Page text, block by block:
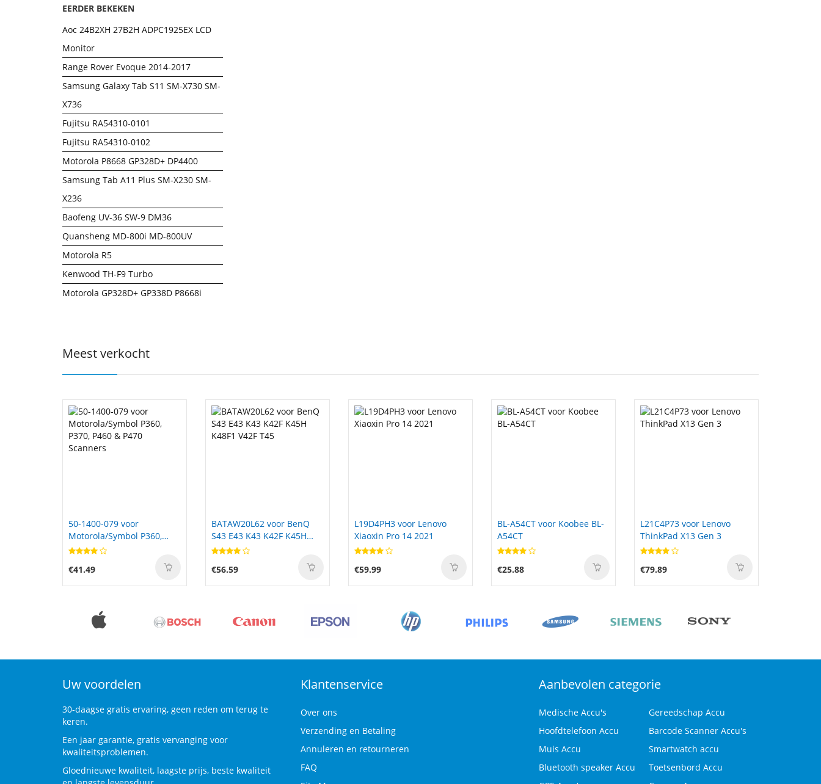
EERDER BEKEKEN
Aoc 24B2XH 27B2H ADPC1925EX LCD
Monitor
Range Rover Evoque 2014-2017
Samsung Galaxy Tab S11 SM-X730 SM-
X736
Fujitsu RA54310-0101
Fujitsu RA54310-0102
Motorola P8668 GP328D+ DP4400
Samsung Tab A11 Plus SM-X230 SM-
X236
Baofeng UV-36 SW-9 DM36
Quansheng MD-800i MD-800UV
Motorola R5
Kenwood TH-F9 Turbo
Motorola GP328D+ GP338D P8668i
Meest verkocht
BATAW20L62 voor BenQ
S43 E43 K43 K42F K45H
K48F1 V42F T45
€56.59
L19D4PH3 voor Lenovo
Xiaoxin Pro 14 2021
€59.99
BL-A54CT voor Koobee BL-
A54CT
€25.88
L21C4P73 voor Lenovo
ThinkPad X13 Gen 3
€79.89
L18M6PD3 voor Lenovo
X390 X395 TP00106A
L18M6P-D3
€54.99
Uw voordelen
30-daagse gratis ervaring, geen reden om terug te
keren.
Een jaar garantie, gratis vervanging voor
kwaliteitsproblemen.
Gloednieuwe kwaliteit, laagste prijs, beste kwaliteit
Klantenservice
Over ons
Verzending en Betaling
Annuleren en retourneren
FAQ
Aanbevolen categorie
Medische Accu's
Gereedschap Accu
Hoofdtelefoon Accu
Barcode Scanner Accu's
Muis Accu
Smartwatch accu
Bluetooth speaker Accu
Toetsenbord Accu